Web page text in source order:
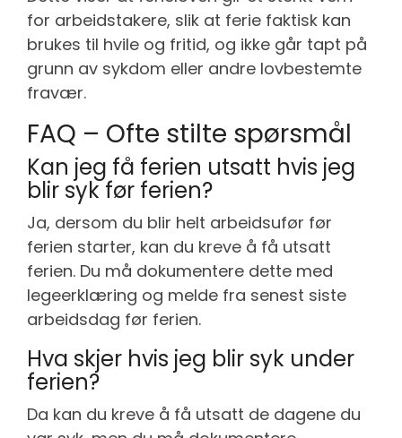
for arbeidstakere, slik at ferie faktisk kan
brukes til hvile og fritid, og ikke går tapt på
grunn av sykdom eller andre lovbestemte
fravær.
FAQ – Ofte stilte spørsmål
Kan jeg få ferien utsatt hvis jeg
blir syk før ferien?
Ja, dersom du blir helt arbeidsufør før
ferien starter, kan du kreve å få utsatt
ferien. Du må dokumentere dette med
legeerklæring og melde fra senest siste
arbeidsdag før ferien.
Hva skjer hvis jeg blir syk under
ferien?
Da kan du kreve å få utsatt de dagene du